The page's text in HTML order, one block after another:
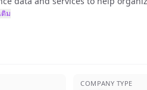
ติม
COMPANY TYPE